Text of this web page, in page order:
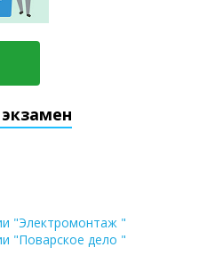
"Электромонтаж "
"Поварское дело "